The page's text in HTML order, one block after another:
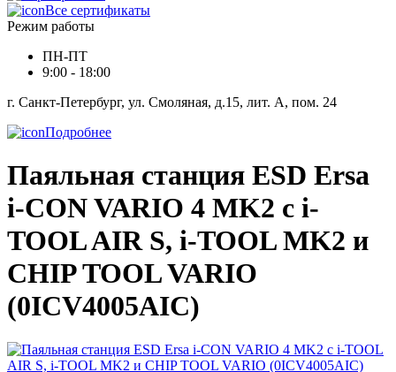
Все сертификаты
Режим работы
ПН-ПТ
9:00 - 18:00
г. Санкт-Петербург, ул. Смоляная, д.15, лит. А, пом. 24
Подробнее
Паяльная станция ESD Ersa
i-CON VARIO 4 MK2 с i-
TOOL AIR S, i-TOOL MK2 и
CHIP TOOL VARIO
(0ICV4005AIC)